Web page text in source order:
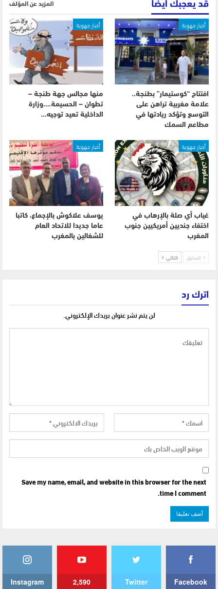
قد يعجبك ايضا المزيد عن المؤلف
أخبار جهوية
افتتاح “كوستيمار” بطنجة..
علامة مغربية تراهن على
التوسع وتؤكد ريادتها في
مطاعم السمك
أخبار جهوية
منها مجالس جهة طنجة –
تطوان – الحسيمة….وزارة
الداخلية تعيد توجيه…
أخبار جهوية
غياب أي صلة بالإرهاب في
اختفاء جنديين أمريكيين جنوب
المغرب
أخبار جهوية
يوسف علاكوش بالإجماع، كاتبا
عاما جديدا للاتحاد العام
للشغالين بالمغرب
السابق التالي
اترك رد
لن يتم نشر عنوان بريدك الإلكتروني.
Save my name, email, and website in this browser for the next
time I comment.
Facebook
Twitter
2,590
Instagram